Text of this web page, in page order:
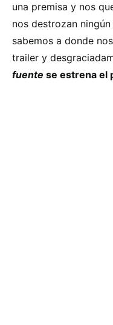
una premisa y nos
nos destrozan
sabemos a donde
trailer y
fuente se estrena el